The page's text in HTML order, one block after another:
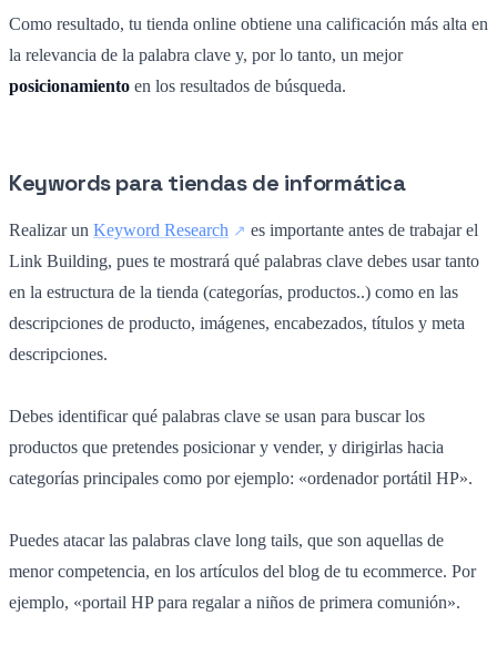
Como resultado, tu tienda online obtiene una calificación más alta en
la relevancia de la palabra clave y, por lo tanto, un mejor
posicionamiento en los resultados de búsqueda.
Keywords para tiendas de informática
Realizar un Keyword Research
es importante antes de trabajar el
Link Building, pues te mostrará qué palabras clave debes usar tanto
en la estructura de la tienda (categorías, productos..) como en las
descripciones de producto, imágenes, encabezados, títulos y meta
descripciones.
Debes identificar qué palabras clave se usan para buscar los
productos que pretendes posicionar y vender, y dirigirlas hacia
categorías principales como por ejemplo: «ordenador portátil HP».
Puedes atacar las palabras clave long tails, que son aquellas de
menor competencia, en los artículos del blog de tu ecommerce. Por
ejemplo, «portail HP para regalar a niños de primera comunión».